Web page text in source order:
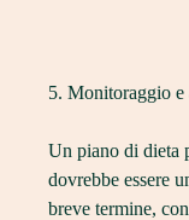
5. Monitoraggio e
Un piano di dieta
dovrebbe essere
breve termine,